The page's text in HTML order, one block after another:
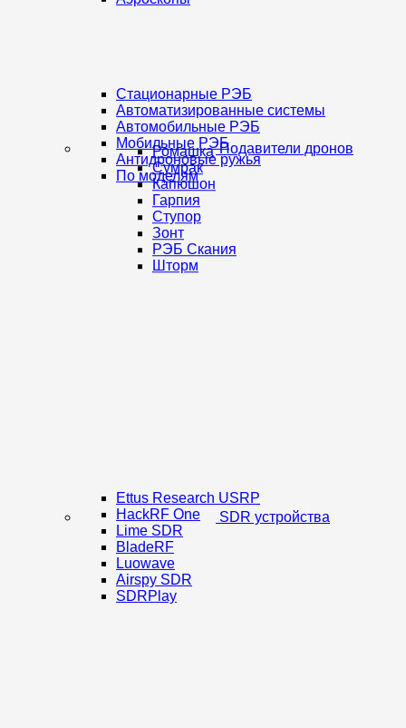
Подавители дронов
Стационарные РЭБ
Автоматизированные системы
Автомобильные РЭБ
Мобильные РЭБ
Антидроновые ружья
По моделям
Ромашка
Сумрак
Капюшон
Гарпия
Ступор
Зонт
РЭБ Скания
Шторм
SDR устройства
Ettus Research USRP
HackRF One
Lime SDR
BladeRF
Luowave
Airspy SDR
SDRPlay